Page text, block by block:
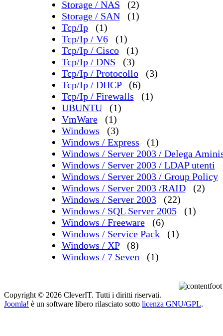
Storage / NAS
(2)
Storage / SAN
(1)
Tcp/Ip
(1)
Tcp/Ip / V6
(1)
Tcp/Ip / Cisco
(1)
Tcp/Ip / DNS
(3)
Tcp/Ip / Protocollo
(3)
Tcp/Ip / DHCP
(6)
Tcp/Ip / Firewalls
(1)
UBUNTU
(1)
VmWare
(1)
Windows
(3)
Windows / Express
(1)
Windows / Server 2003 / Delega
Windows / Server 2003 / LDAP utenti
Windows / Server 2003 / Group Policy
Windows / Server 2003 /RAID
(2)
Windows / Server 2003
(22)
Windows / SQL Server 2005
(1)
Windows / Freeware
(6)
Windows / Service Pack
(1)
Windows / XP
(8)
Windows / 7 Seven
(1)
Copyright © 2026 CleverIT. Tutti i diritti riservati.
Joomla! è un software libero rilasciato sotto licenza GNU/GPL.